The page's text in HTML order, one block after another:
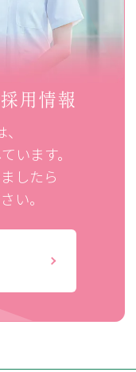
採用情報
います。
したら
い。